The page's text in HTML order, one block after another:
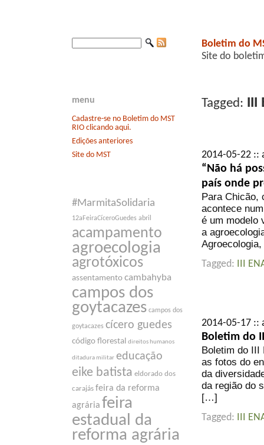
menu
Cadastre-se no Boletim do MST
RIO clicando aqui.
Edições anteriores
Site do MST
#MarmitaSolidaria
12aFeiraCíceroGuedes abril
acampamento
agroecologia
agrotóxicos
assentamento cambahyba
campos dos
goytacazes campos dos
goytacazes cícero guedes
código florestal direitos humanos
ditadura militar educação
eike batista eldorado dos
carajás feira da reforma
agrária feira
estadual da
reforma agrária
Boletim do
Site do
Tagged: III
2014-05-22
“Não há
país onde
Para Chicão,
acontece
é um modelo
a
Tagged: III
2014-05-17
Boletim do
Boletim do III
as fotos do
da
da região do
[…]
Tagged: III